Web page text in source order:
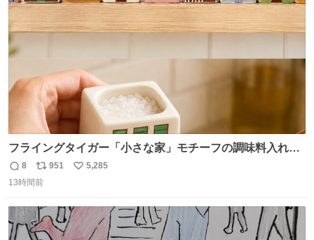
数
フライングタイガー「小さな家」モチーフの調味料入れ、
並べれば“デンマークの街並み”に ピンク・グリーン・テラ
コッタの全9種 - fashion-press.net/news/149552
返
信
8
リ
ポ
ト
数
951
い
数
5,285
13時間前